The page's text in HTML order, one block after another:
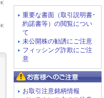
重要な書面（取引説明書･
約諾書等）の閲覧につい
て
未公開株の勧誘にご注意
フィッシング詐欺にご注
意
お取引注意銘柄情報